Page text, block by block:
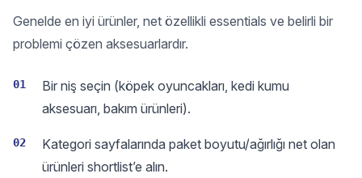
Genelde en iyi ürünler, net özellikli essentials ve belirli bir
problemi çözen aksesuarlardır.
01
Bir niş seçin (köpek oyuncakları, kedi kumu
aksesuarı, bakım ürünleri).
02
Kategori sayfalarında paket boyutu/ağırlığı net olan
ürünleri shortlist’e alın.